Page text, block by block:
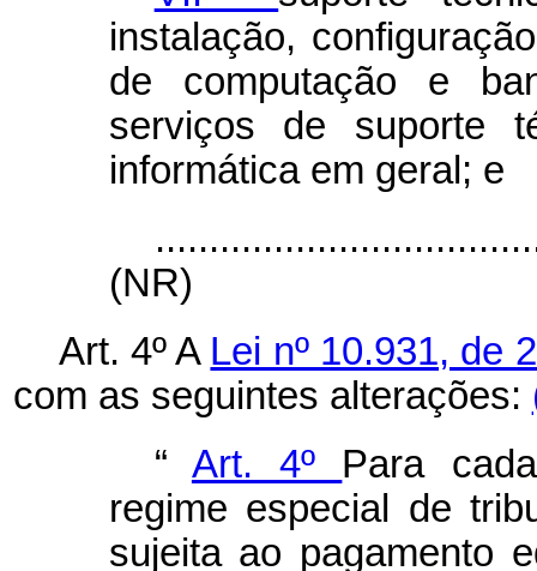
instalação,
de computação e
serviços de suporte
informática em geral; e
(NR)
Art. 4º A Lei nº 10.931, de
com as seguintes alterações:
“ Art. 4º Para
regime especial de
sujeita ao pagamento